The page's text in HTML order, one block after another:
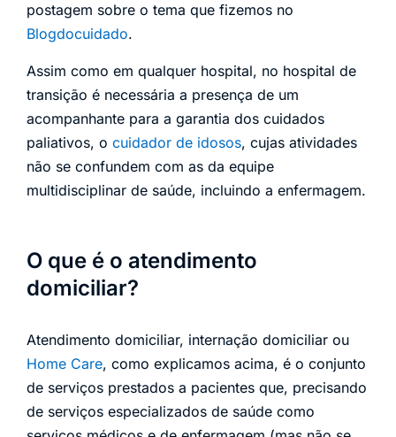
postagem sobre o tema que fizemos no
Blogdocuidado.
Assim como em qualquer hospital, no hospital de
transição é necessária a presença de um
acompanhante para a garantia dos cuidados
paliativos, o cuidador de idosos, cujas atividades
não se confundem com as da equipe
multidisciplinar de saúde, incluindo a enfermagem.
O que é o atendimento
domiciliar?
Atendimento domiciliar, internação domiciliar ou
Home Care, como explicamos acima, é o conjunto
de serviços prestados a pacientes que, precisando
de serviços especializados de saúde como